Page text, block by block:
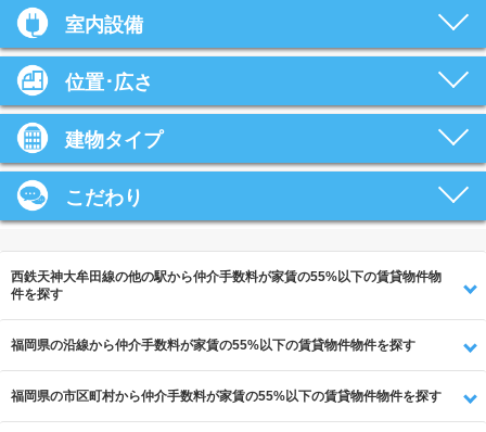
室内設備
位置･広さ
建物タイプ
こだわり
西鉄天神大牟田線の他の駅から仲介手数料が家賃の55%以下の賃貸物件物
件を探す
福岡県の沿線から仲介手数料が家賃の55%以下の賃貸物件物件を探す
福岡県の市区町村から仲介手数料が家賃の55%以下の賃貸物件物件を探す